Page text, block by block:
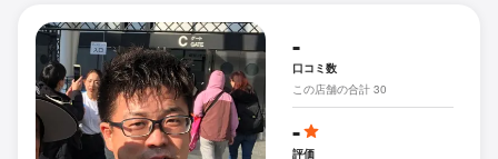
-
口コミ数
この店舗の合計 30
-
評価